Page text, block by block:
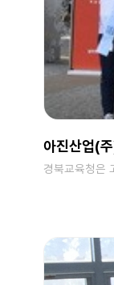
아진산업(
경북교육청은